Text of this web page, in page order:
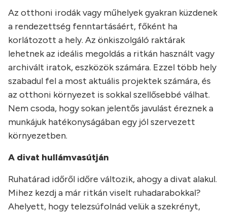
Az otthoni irodák vagy műhelyek gyakran küzdenek
a rendezettség fenntartásáért, főként ha
korlátozott a hely. Az önkiszolgáló raktárak
lehetnek az ideális megoldás a ritkán használt vagy
archivált iratok, eszközök számára. Ezzel több hely
szabadul fel a most aktuális projektek számára, és
az otthoni környezet is sokkal szellősebbé válhat.
Nem csoda, hogy sokan jelentős javulást éreznek a
munkájuk hatékonyságában egy jól szervezett
környezetben.
A divat hullámvasútján
Ruhatárad időről időre változik, ahogy a divat alakul.
Mihez kezdj a már ritkán viselt ruhadarabokkal?
Ahelyett, hogy telezsúfolnád velük a szekrényt,